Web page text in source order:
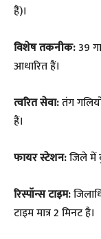
हैं)।
विशेष तकनीक:39
आधारित हैं।
त्वरित सेवा:तंग
हैं।
फायर स्टेशन:जिले में
रिस्पॉन्स टाइम:
टाइम मात्र 2 मिनट है।